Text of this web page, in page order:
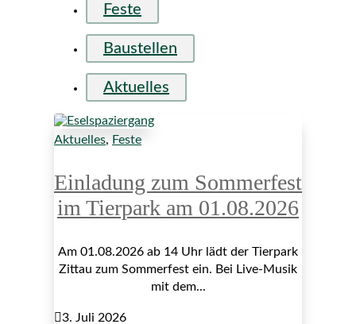
Feste
Baustellen
Aktuelles
Aktuelles, Feste
Einladung zum Sommerfest
im Tierpark am 01.08.2026
Am 01.08.2026 ab 14 Uhr lädt der Tierpark
Zittau zum Sommerfest ein. Bei Live-Musik
mit dem...
3. Juli 2026